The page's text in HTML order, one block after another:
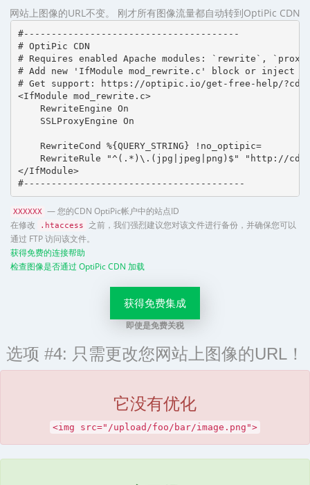
网站上图像的URL不变。 刚才所有图像流量都自动转到OptiPic CDN
#---------------------------------------
# OptiPic CDN
# Requires enabled Apache modules: `rewrite`,
# Add new 'IfModule mod_rewrite.c' block or inject
# Get support: https://optipic.io/get-free-help/
<IfModule mod_rewrite.c>
    RewriteEngine On
    SSLProxyEngine On
    RewriteCond %{QUERY_STRING} !no_optipic=
RewriteRule "^(.*)\.(jpg|jpeg|png)$" "http://
</IfModule>
#----------------------------------------
XXXXXX — 您的CDN OptiPic帐户中的站点ID
在修改
.htaccess
之前，我们强烈建议您对该文件进行备份，并确保您可以
通过 FTP 访问该文件。
获得免费的连接帮助
检查图像是否通过 OptiPic CDN 加载
获得免费集成
即使是免费关税
选项 #4: 只需更改您网站上图像的URL！
它没有优化
<img src="/upload/foo/bar/image.png">